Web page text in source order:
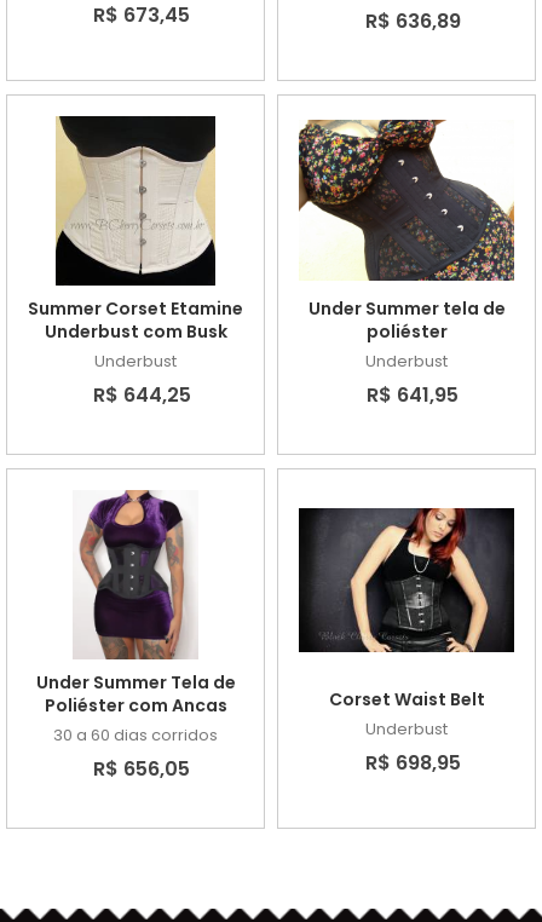
R$ 673,45 R$ 636,89
Summer Corset Etamine
Underbust com Busk
Underbust
R$ 644,25
Under Summer tela de
poliéster
Underbust
R$ 641,95
Under Summer Tela de
Poliéster com Ancas
30 a 60 dias corridos
R$ 656,05
Corset Waist Belt
Underbust
R$ 698,95